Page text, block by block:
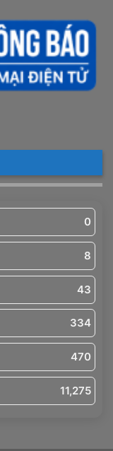
0
8
43
334
470
11,275